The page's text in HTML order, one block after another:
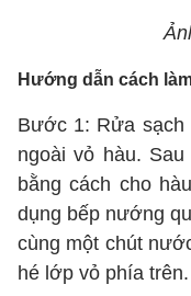
Hướng dẫn cách
Bước 1: Rửa sạch
ngoài vỏ hàu.
bằng cách cho
dụng bếp nướng
cùng một chút
hé lớp vỏ phía trên.